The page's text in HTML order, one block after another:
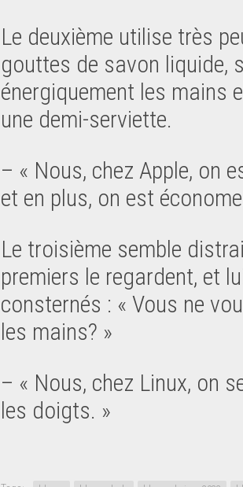
Le deuxième utilise très
gouttes de savon liquide,
énergiquement les mains
une demi-serviette.
– « Nous, chez Apple, on
et en plus, on est
Le troisième semble
premiers le regardent, et
consternés : « Vous ne
les mains? »
– « Nous, chez Linux, on
les doigts. »